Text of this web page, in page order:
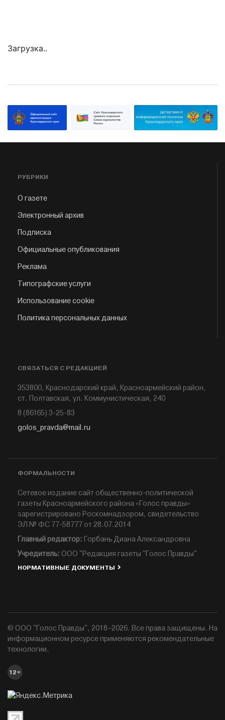
Загрузка..
РУБРИКИ
О газете
Электронный архив
Подписка
Официальные опубликования
Реклама
Типографские услуги
Использование cookie
Политика персональных данных
СВЯЗАТЬСЯ С РЕДАКЦИЕЙ
353800, Краснодарский край, Красноармейский район,
ст. Полтавская, ул. Коммунистическая, 240
8 (86165) 3-25-83
golos_pravda@mail.ru
ФОРМАЛЬНОСТИ
Сетевое издание сайт общественно-политической
газеты Красноармейского района «Голос правды»
зарегистрировано Роскомнадзором, свидетельство
ЭЛ № ФС 77-58777 от 28.07.2014
Главный редактор: Горбань Диана Александровна
Учредитель: ООО "Редакция газеты "Голос Правды"
НОРМАТИВНЫЕ ДОКУМЕНТЫ
© ООО "Голос Правды", 2018–2026. Все права защищены. На
информационном ресурсе применяются рекомендательные
технологии.
12+